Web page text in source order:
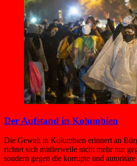
Der Aufstand in Kolumbien
Die Gewalt in Kolumbien erinnert an
richtet sich mittlerweile nicht mehr nur
sondern gegen die korrupte und